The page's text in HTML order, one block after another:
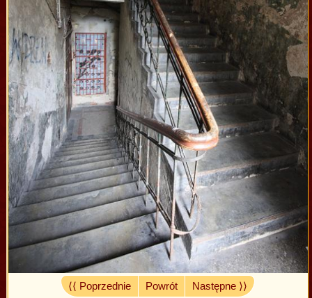
⟨⟨ Poprzednie Powrót Następne ⟩⟩